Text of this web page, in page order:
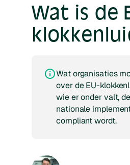
Wat is de
Wat organisaties
over de EU-
wie er onder valt,
nationale
compliant wordt.